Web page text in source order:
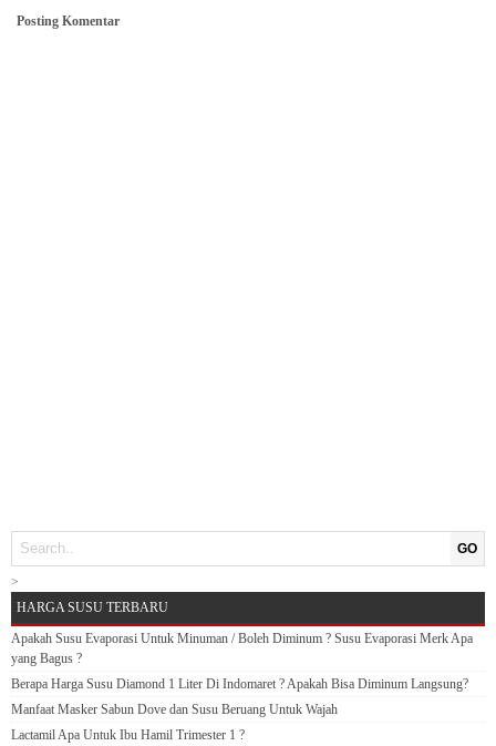
Posting Komentar
GO
>
HARGA SUSU TERBARU
Apakah Susu Evaporasi Untuk Minuman / Boleh Diminum ? Susu Evaporasi Merk Apa
yang Bagus ?
Berapa Harga Susu Diamond 1 Liter Di Indomaret ? Apakah Bisa Diminum Langsung?
Manfaat Masker Sabun Dove dan Susu Beruang Untuk Wajah
Lactamil Apa Untuk Ibu Hamil Trimester 1 ?